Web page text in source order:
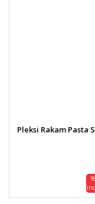
Pleksi Rakam Pasta